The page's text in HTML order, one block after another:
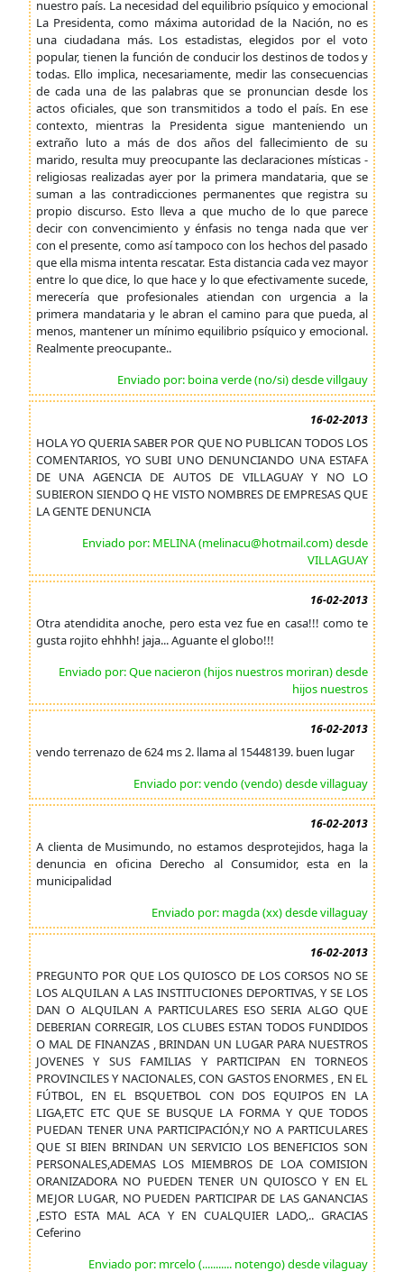
nuestro país. La necesidad del equilibrio psíquico y emocional
La Presidenta, como máxima autoridad de la Nación, no es
una ciudadana más. Los estadistas, elegidos por el voto
popular, tienen la función de conducir los destinos de todos y
todas. Ello implica, necesariamente, medir las consecuencias
de cada una de las palabras que se pronuncian desde los
actos oficiales, que son transmitidos a todo el país. En ese
contexto, mientras la Presidenta sigue manteniendo un
extraño luto a más de dos años del fallecimiento de su
marido, resulta muy preocupante las declaraciones místicas -
religiosas realizadas ayer por la primera mandataria, que se
suman a las contradicciones permanentes que registra su
propio discurso. Esto lleva a que mucho de lo que parece
decir con convencimiento y énfasis no tenga nada que ver
con el presente, como así tampoco con los hechos del pasado
que ella misma intenta rescatar. Esta distancia cada vez mayor
entre lo que dice, lo que hace y lo que efectivamente sucede,
merecería que profesionales atiendan con urgencia a la
primera mandataria y le abran el camino para que pueda, al
menos, mantener un mínimo equilibrio psíquico y emocional.
Realmente preocupante..
Enviado por: boina verde (no/si) desde villgauy
16-02-2013
HOLA YO QUERIA SABER POR QUE NO PUBLICAN TODOS LOS
COMENTARIOS, YO SUBI UNO DENUNCIANDO UNA ESTAFA
DE UNA AGENCIA DE AUTOS DE VILLAGUAY Y NO LO
SUBIERON SIENDO Q HE VISTO NOMBRES DE EMPRESAS QUE
LA GENTE DENUNCIA
Enviado por: MELINA (melinacu@hotmail.com) desde
VILLAGUAY
16-02-2013
Otra atendidita anoche, pero esta vez fue en casa!!! como te
gusta rojito ehhhh! jaja... Aguante el globo!!!
Enviado por: Que nacieron (hijos nuestros moriran) desde
hijos nuestros
16-02-2013
vendo terrenazo de 624 ms 2. llama al 15448139. buen lugar
Enviado por: vendo (vendo) desde villaguay
16-02-2013
A clienta de Musimundo, no estamos desprotejidos, haga la
denuncia en oficina Derecho al Consumidor, esta en la
municipalidad
Enviado por: magda (xx) desde villaguay
16-02-2013
PREGUNTO POR QUE LOS QUIOSCO DE LOS CORSOS NO SE
LOS ALQUILAN A LAS INSTITUCIONES DEPORTIVAS, Y SE LOS
DAN O ALQUILAN A PARTICULARES ESO SERIA ALGO QUE
DEBERIAN CORREGIR, LOS CLUBES ESTAN TODOS FUNDIDOS
O MAL DE FINANZAS , BRINDAN UN LUGAR PARA NUESTROS
JOVENES Y SUS FAMILIAS Y PARTICIPAN EN TORNEOS
PROVINCILES Y NACIONALES, CON GASTOS ENORMES , EN EL
FÚTBOL, EN EL BSQUETBOL CON DOS EQUIPOS EN LA
LIGA,ETC ETC QUE SE BUSQUE LA FORMA Y QUE TODOS
PUEDAN TENER UNA PARTICIPACIÓN,Y NO A PARTICULARES
QUE SI BIEN BRINDAN UN SERVICIO LOS BENEFICIOS SON
PERSONALES,ADEMAS LOS MIEMBROS DE LOA COMISION
ORANIZADORA NO PUEDEN TENER UN QUIOSCO Y EN EL
MEJOR LUGAR, NO PUEDEN PARTICIPAR DE LAS GANANCIAS
,ESTO ESTA MAL ACA Y EN CUALQUIER LADO,.. GRACIAS
Ceferino
Enviado por: mrcelo (........... notengo) desde vilaguay